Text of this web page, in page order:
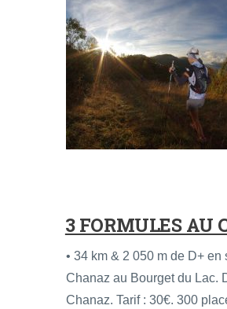
3 FORMULES AU
• 34 km & 2 050 m de D+ en
Chanaz au Bourget du Lac.
Chanaz. Tarif : 30€. 300